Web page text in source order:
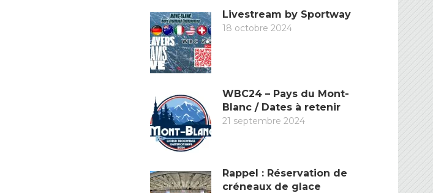
Livestream by Sportway
18 octobre 2024
WBC24 – Pays du Mont-
Blanc / Dates à retenir
21 septembre 2024
Rappel : Réservation de
créneaux de glace